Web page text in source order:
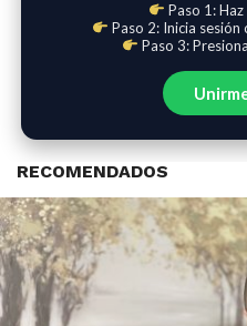
Paso 1:
Paso 2: Inicia
Paso 3: Presiona
RECOMENDADOS